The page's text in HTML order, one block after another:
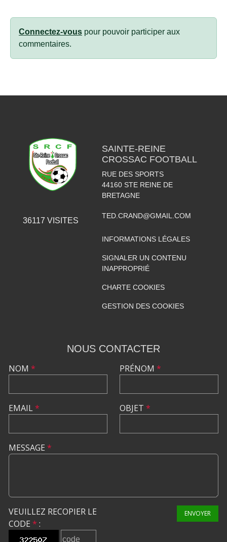
Connectez-vous pour pouvoir participer aux
commentaires.
36117 VISITES
SAINTE-REINE
CROSSAC FOOTBALL
RUE DES SPORTS
44160 STE REINE DE
BRETAGNE
TED.CRAND@GMAIL.COM
INFORMATIONS LÉGALES
SIGNALER UN CONTENU
INAPPROPRIÉ
CHARTE COOKIES
GESTION DES COOKIES
NOUS CONTACTER
NOM *
EMAIL*
PRÉNOM *
OBJET *
MESSAGE *
VEUILLEZ RECOPIER LE
CODE * :
ENVOYER